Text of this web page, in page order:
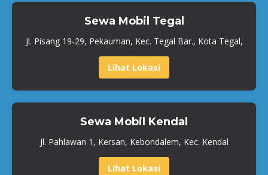
Sewa Mobil Tegal
Jl. Pisang 19-29, Pekauman, Kec. Tegal Bar., Kota Tegal,
Lihat Lokasi
Sewa Mobil Kendal
Jl. Pahlawan 1, Kersan, Kebondalem, Kec. Kendal
Lihat Lokasi